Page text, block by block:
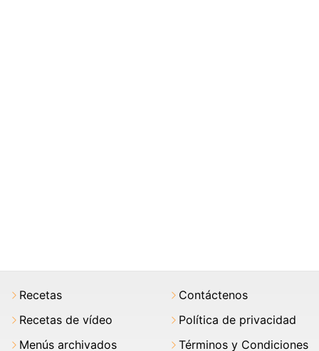
Recetas
Recetas de vídeo
Menús archivados
Contáctenos
Política de privacidad
Términos y Condiciones